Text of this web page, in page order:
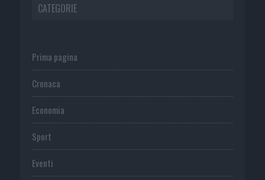
CATEGORIE
Prima pagina
Cronaca
Economia
Sport
Eventi